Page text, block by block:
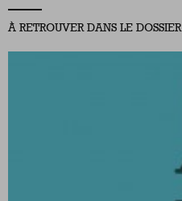
À RETROUVER DANS LE DOSSIER